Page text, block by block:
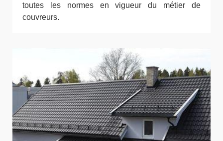
toutes les normes en vigueur du métier de
couvreurs.